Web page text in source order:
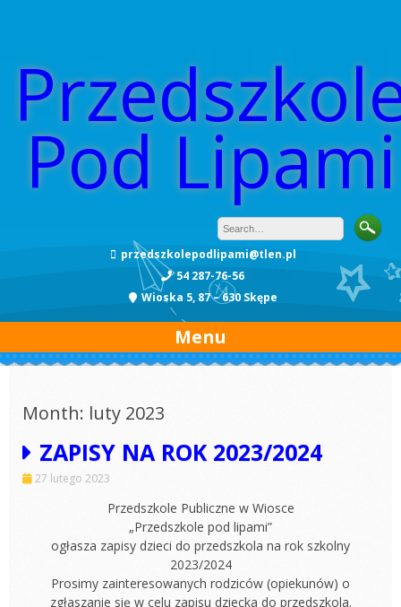
Pod Lipami
przedszkolepodlipami@tlen.pl
54 287-76-56
Wioska 5, 87 – 630 Skępe
Menu
Month: luty 2023
ZAPISY NA ROK 2023/2024
27 lutego 2023
Przedszkole Publiczne w Wiosce
„Przedszkole pod lipami”
ogłasza zapisy dzieci do przedszkola na rok szkolny
2023/2024
Prosimy zainteresowanych rodziców (opiekunów) o
zgłaszanie się w celu zapisu dziecka do przedszkola.